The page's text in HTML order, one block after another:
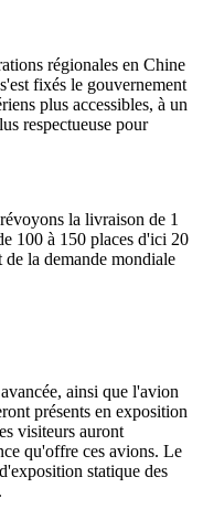
régionales en Chine
fixés le gouvernement
plus accessibles, à un
respectueuse pour
la livraison de 1
100 à 150 places d'ici 20
de la demande mondiale
ainsi que l'avion
présents en exposition
visiteurs auront
qu'offre ces avions. Le
statique des